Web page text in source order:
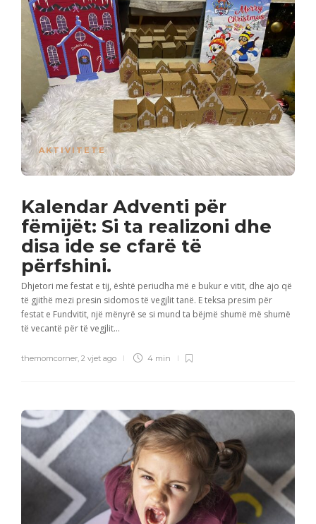
AKTIVITETE
Kalendar Adventi për
fëmijët: Si ta realizoni dhe
disa ide se cfarë të
përfshini.
Dhjetori me festat e tij, është periudha më e bukur e vitit, dhe ajo që
të gjithë mezi presin sidomos të vegjlit tanë. E teksa presim për
festat e Fundvitit, një mënyrë se si mund ta bëjmë shumë më shumë
të vecantë për të vegjlit...
themomcorner, 2 vjet ago 4 min